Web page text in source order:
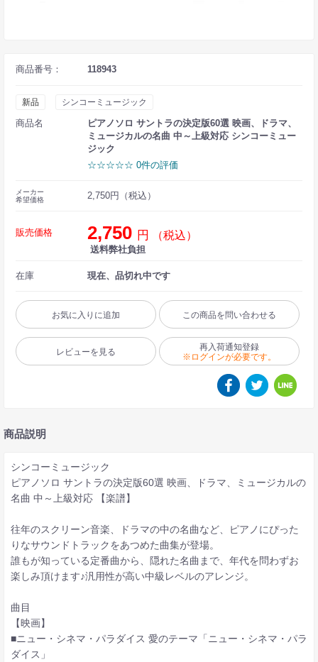
商品番号： 118943
新品 シンコーミュージック
商品名
ピアノソロ サントラの決定版60選 映画、ドラマ、
ミュージカルの名曲 中～上級対応 シンコーミュー
ジック
☆☆☆☆☆ 0件の評価
メーカー
希望価格
2,750円（税込）
販売価格 2,750 円 （税込）
送料弊社負担
在庫 現在、品切れ中です
お気に入りに追加 この商品を問い合わせる
レビューを見る
再入荷通知登録
※ログインが必要です。
商品説明
シンコーミュージック
ピアノソロ サントラの決定版60選 映画、ドラマ、ミュージカルの
名曲 中～上級対応 【楽譜】
往年のスクリーン音楽、ドラマの中の名曲など、ピアノにぴった
りなサウンドトラックをあつめた曲集が登場。
誰もが知っている定番曲から、隠れた名曲まで、年代を問わずお
楽しみ頂けます♪汎用性が高い中級レベルのアレンジ。
曲目
【映画】
■ニュー・シネマ・パラダイス 愛のテーマ「ニュー・シネマ・パラ
ダイス」